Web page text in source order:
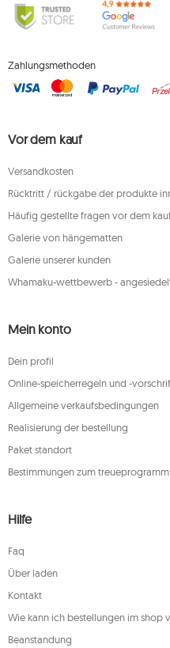
Zahlungsmethoden
Vor dem kauf
Versandkosten
Rücktritt / rückgabe der produkte
Häufig gestellte fragen vor dem
Galerie von hängematten
Galerie unserer kunden
Whamaku-wettbewerb -
Mein konto
Dein profil
Online-speicherregeln und -
Allgemeine verkaufsbedingungen
Realisierung der bestellung
Paket standort
Bestimmungen zum treueprogramm
Hilfe
Faq
Über laden
Kontakt
Wie kann ich bestellungen im shop
Beanstandung